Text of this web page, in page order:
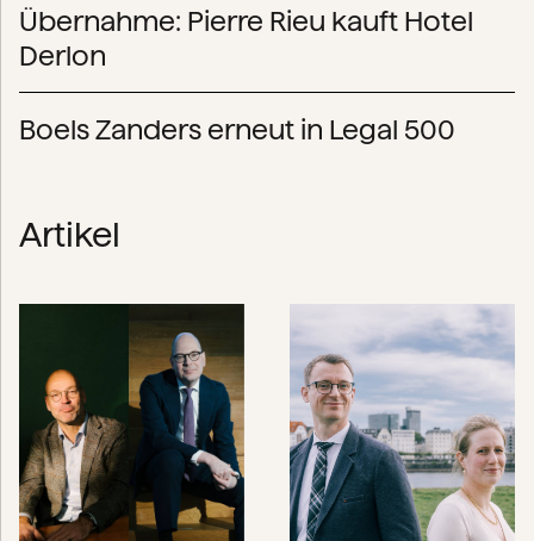
Übernahme: Pierre Rieu kauft Hotel
Derlon
Boels Zanders erneut in Legal 500
Artikel